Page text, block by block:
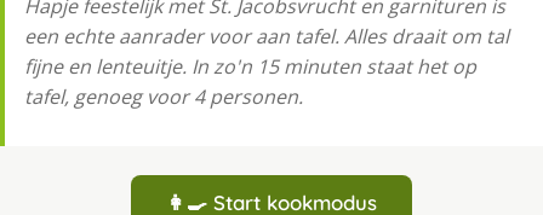
Hapje feestelijk met St. Jacobsvrucht en garnituren is
een echte aanrader voor aan tafel. Alles draait om tal
fijne en lenteuitje. In zo'n 15 minuten staat het op
tafel, genoeg voor 4 personen.
👩‍🍳 Start kookmodus